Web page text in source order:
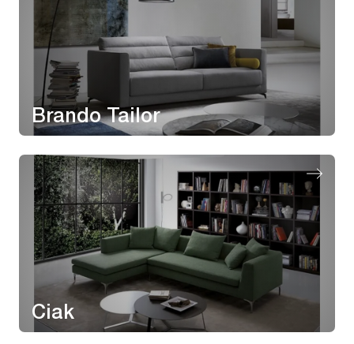
Brando Tailor
Ciak